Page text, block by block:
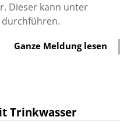
Dieser kann unter
Ganze Meldung lesen
Trinkwasser